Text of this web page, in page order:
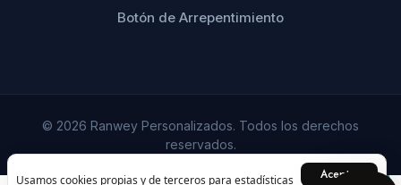
Usamos cookies propias y de terceros para estadísticas Aceptar
Botón de Arrepentimiento
© 2026 Ranwey Personalizados. Todos los derechos
reservados.